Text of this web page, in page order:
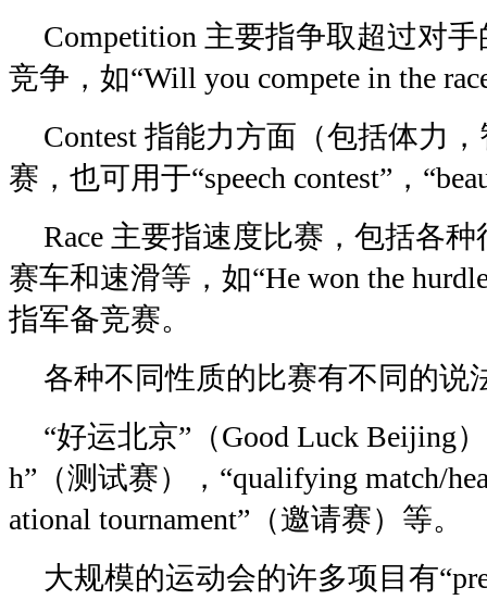
Competition 主要指争取超过对
竞争，如“Will you compete in the
Contest 指能力方面（包括体力
赛，也可用于“speech contest”，
Race 主要指速度比赛，包括各
赛车和速滑等，如“He won the hurdle
指军备竞赛。
各种不同性质的比赛有不同的说
“好运北京”（Good Luck Beijing
h”（测试赛），“qualifying match/
ational tournament”（邀请赛）等。
大规模的运动会的许多项目有